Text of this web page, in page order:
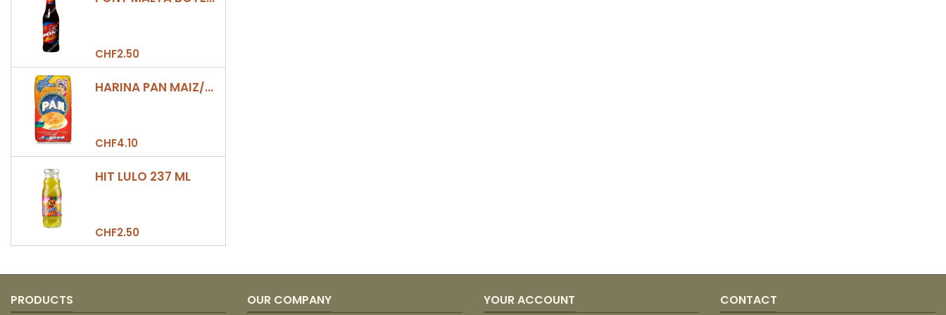
CHF2.50
HARINA PAN MAIZ/DULCE 500GR
CHF4.10
HIT LULO 237 ML
CHF2.50
PRODUCTS OUR COMPANY YOUR ACCOUNT CONTACT